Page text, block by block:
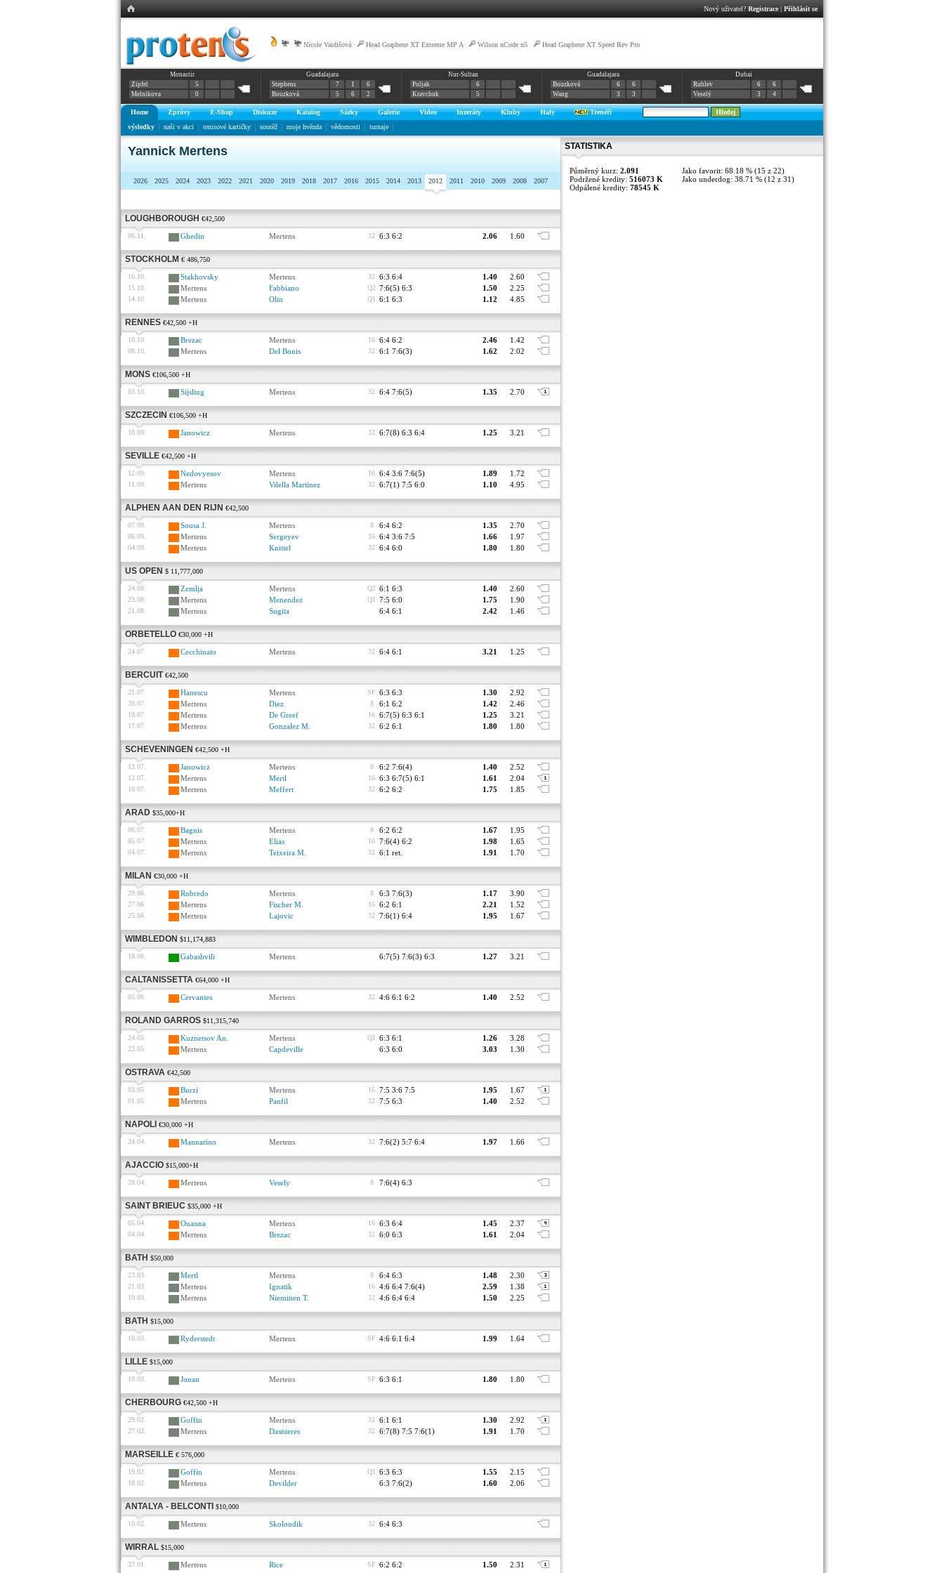
Nový uživatel? Registrace| Přihlásit se
Nicole Vaidišová Head Graphene XT Extreme MP A Wilson nCode n5 Head Graphene XT Speed Rev Pro
Monastir
Zipfel
5
Melnikova
0
Guadalajara
Stephens
7 1
6
Bouzková
5 6 2
Nur-Sultan
Poljak
6
Kravchuk
5
Guadalajara
Bouzková
6
6
Wang
3 3
Dubai
Rublev
6
6
Veselý
3 4
Home Zprávy E-Shop Diskuze Katalog Sázky Galerie Video Inzeráty Kluby Haly
Trenéři
výsledky
naši v akci tenisové kartičky soutěž moje hvězda vědomosti turnaje
Yannick Mertens
2026 2025 2024 2023 2022 2021 2020 2019 2018 2017 2016 2015 2014 2013 2012 2011 2010 2009 2008 2007
LOUGHBOROUGH €42,500
06.11. Ghedin Mertens 32 6:3 6:2 2.06 1.60
STOCKHOLM € 486,750
16.10. Stakhovsky Mertens 32 6:3 6:4 1.40 2.60
15.10. Mertens Fabbiano Q2 7:6(5) 6:3 1.50 2.25
14.10. Mertens Olin Q1 6:1 6:3 1.12 4.85
RENNES €42,500 +H
10.10. Brezac Mertens 16 6:4 6:2 2.46 1.42
08.10. Mertens Del Bonis 32 6:1 7:6(3) 1.62 2.02
MONS €106,500 +H
03.10. Sijsling Mertens 32 6:4 7:6(5) 1.35 2.70
SZCZECIN €106,500 +H
18.09. Janowicz Mertens 32 6:7(8) 6:3 6:4 1.25 3.21
SEVILLE €42,500 +H
12.09. Nedovyesov Mertens 16 6:4 3:6 7:6(5) 1.89 1.72
11.09. Mertens Vilella Martinez 32 6:7(1) 7:5 6:0 1.10 4.95
ALPHEN AAN DEN RIJN €42,500
07.09. Sousa J. Mertens 8 6:4 6:2 1.35 2.70
06.09. Mertens Sergeyev 16 6:4 3:6 7:5 1.66 1.97
04.09. Mertens Knittel 32 6:4 6:0 1.80 1.80
US OPEN $ 11,777,000
24.08. Zemlja Mertens Q2 6:1 6:3 1.40 2.60
23.08. Mertens Menendez Q1 7:5 6:0 1.75 1.90
21.08. Mertens Sugita 6:4 6:1 2.42 1.46
ORBETELLO €30,000 +H
24.07. Cecchinato Mertens 32 6:4 6:1 3.21 1.25
BERCUIT €42,500
21.07. Hanescu Mertens SF 6:3 6:3 1.30 2.92
20.07. Mertens Diez 8 6:1 6:2 1.42 2.46
19.07. Mertens De Greef 16 6:7(5) 6:3 6:1 1.25 3.21
17.07. Mertens Gonzalez M. 32 6:2 6:1 1.80 1.80
SCHEVENINGEN €42,500 +H
13.07. Janowicz Mertens 8 6:2 7:6(4) 1.40 2.52
12.07. Mertens Mertl 16 6:3 6:7(5) 6:1 1.61 2.04
10.07. Mertens Meffert 32 6:2 6:2 1.75 1.85
ARAD $35,000+H
06.07. Bagnis Mertens 8 6:2 6:2 1.67 1.95
05.07. Mertens Elias 16 7:6(4) 6:2 1.98 1.65
04.07. Mertens Teixeira M. 32 6:1 ret. 1.91 1.70
MILAN €30,000 +H
29.06. Robredo Mertens 8 6:3 7:6(3) 1.17 3.90
27.06. Mertens Fischer M. 16 6:2 6:1 2.21 1.52
25.06. Mertens Lajovic 32 7:6(1) 6:4 1.95 1.67
WIMBLEDON $11,174,883
18.06. Gabashvili Mertens 6:7(5) 7:6(3) 6:3 1.27 3.21
CALTANISSETTA €64,000 +H
05.06. Cervantes Mertens 32 4:6 6:1 6:2 1.40 2.52
ROLAND GARROS $11,315,740
24.05. Kuznetsov An. Mertens Q1 6:3 6:1 1.26 3.28
22.05. Mertens Capdeville 6:3 6:0 3.03 1.30
OSTRAVA €42,500
03.05. Burzi Mertens 16 7:5 3:6 7:5 1.95 1.67
01.05. Mertens Panfil 32 7:5 6:3 1.40 2.52
NAPOLI €30,000 +H
24.04. Mannarino Mertens 32 7:6(2) 5:7 6:4 1.97 1.66
AJACCIO $15,000+H
20.04. Mertens Vesely 8 7:6(4) 6:3
SAINT BRIEUC $35,000 +H
05.04. Ouanna Mertens 16 6:3 6:4 1.45 2.37
04.04. Mertens Brezac 32 6:0 6:3 1.61 2.04
BATH $50,000
23.03. Mertl Mertens 8 6:4 6:3 1.48 2.30
21.03. Mertens Ignatik 16 4:6 6:4 7:6(4) 2.59 1.38
19.03. Mertens Nieminen T. 32 4:6 6:4 6:4 1.50 2.25
BATH $15,000
16.03. Ryderstedt Mertens SF 4:6 6:1 6:4 1.99 1.64
LILLE $15,000
10.03. Jouan Mertens SF 6:3 6:1 1.80 1.80
CHERBOURG €42,500 +H
29.02. Goffin Mertens 32 6:1 6:1 1.30 2.92
27.02. Mertens Dasnieres 32 6:7(8) 7:5 7:6(1) 1.91 1.70
MARSEILLE € 576,000
19.02. Goffin Mertens Q1 6:3 6:3 1.55 2.15
18.02. Mertens Devilder 6:3 7:6(2) 1.60 2.06
ANTALYA - BELCONTI $10,000
10.02. Mertens Skoloudik 32 6:4 6:3
WIRRAL $15,000
27.01. Mertens Rice SF 6:2 6:2 1.50 2.31
STATISTIKA
Půměrný kurz: 2.091
Podržené kredity: 516073 K
Odpálené kredity: 78545 K
Jako favorit: 68.18 % (15 z 22)
Jako underdog: 38.71 % (12 z 31)